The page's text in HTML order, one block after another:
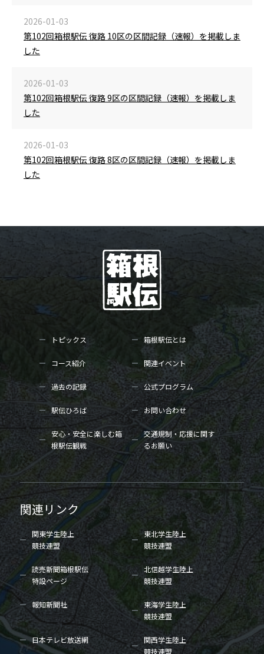
2026-01-03
第102回箱根駅伝 復路 10区の区間記録（速報）を掲載しま
した
2026-01-03
第102回箱根駅伝 復路 9区の区間記録（速報）を掲載しま
した
2026-01-03
第102回箱根駅伝 復路 8区の区間記録（速報）を掲載しま
した
トピックス 箱根駅伝とは
コース紹介 関連イベント
過去の記録 公式プログラム
駅伝ひろば お問い合わせ
安心・安全に楽しむ箱
根駅伝観戦
交通規制・応援に関す
るお願い
関連リンク
関東学生陸上
競技連盟
東北学生陸上
競技連盟
読売新聞箱根駅伝
特設ページ
北信越学生陸上
競技連盟
報知新聞社
東海学生陸上
競技連盟
日本テレビ放送網
関西学生陸上
競技連盟